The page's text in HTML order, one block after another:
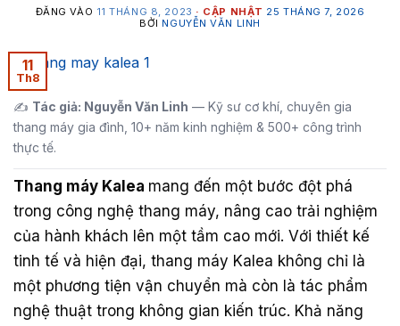
ĐĂNG VÀO 11 THÁNG 8, 2023
25 THÁNG 7, 2026
BỞI NGUYỄN VĂN LINH
11
Th8
✍️ Tác giả: Nguyễn Văn Linh — Kỹ sư cơ khí, chuyên gia
thang máy gia đình, 10+ năm kinh nghiệm & 500+ công trình
thực tế.
Thang máy Kalea mang đến một bước đột phá
trong công nghệ thang máy, nâng cao trải nghiệm
của hành khách lên một tầm cao mới. Với thiết kế
tinh tế và hiện đại, thang máy Kalea không chỉ là
một phương tiện vận chuyển mà còn là tác phẩm
nghệ thuật trong không gian kiến trúc. Khả năng